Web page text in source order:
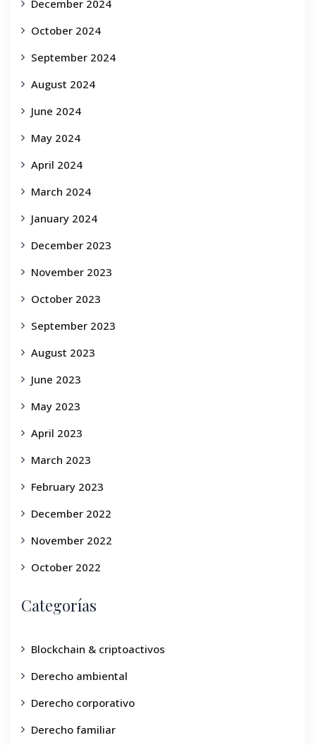
December 2024
October 2024
September 2024
August 2024
June 2024
May 2024
April 2024
March 2024
January 2024
December 2023
November 2023
October 2023
September 2023
August 2023
June 2023
May 2023
April 2023
March 2023
February 2023
December 2022
November 2022
October 2022
Categorías
Blockchain & criptoactivos
Derecho ambiental
Derecho corporativo
Derecho familiar